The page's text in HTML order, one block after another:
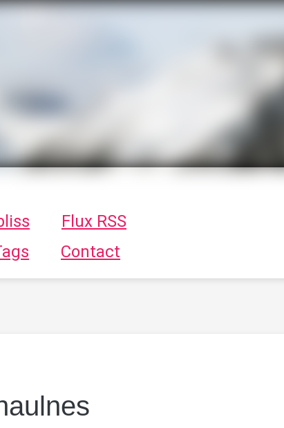
par Tykayn
Flux RSS
Contact